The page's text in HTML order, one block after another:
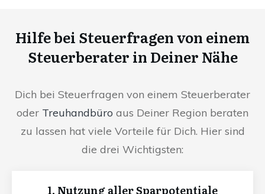
Hilfe bei Steuerfragen von einem
Steuerberater in Deiner Nähe
Dich bei Steuerfragen von einem Steuerberater
oder Treuhandbüro aus Deiner Region beraten
zu lassen hat viele Vorteile für Dich. Hier sind
die drei Wichtigsten:
1. Nutzung aller Sparpotentiale